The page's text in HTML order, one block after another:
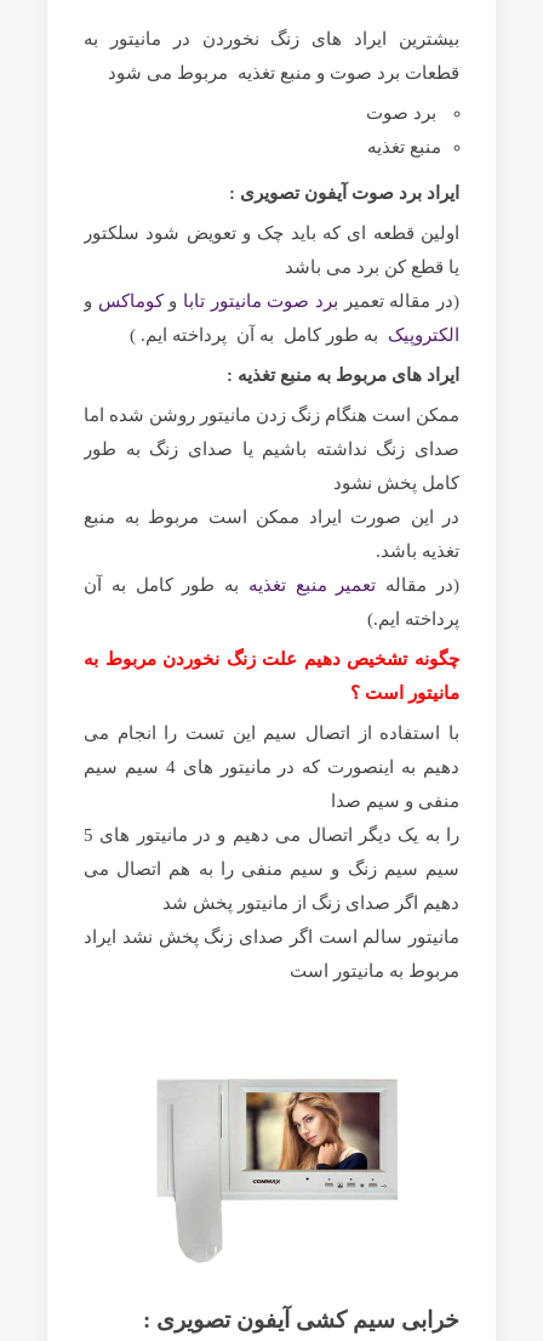
بیشترین ایراد های زنگ نخوردن در مانیتور به
قطعات برد صوت و منبع تغذیه مربوط می شود
برد صوت
منبع تغذیه
ایراد برد صوت آیفون تصویری :
اولین قطعه ای که باید چک و تعویض شود سلکتور
یا قطع کن برد می باشد
(در مقاله تعمیر برد صوت مانیتور تابا وکوماکس و
الکتروپیک به طور کامل به آن پرداخته ایم. )
ایراد های مربوط به منبع تغذیه :
ممکن است هنگام زنگ زدن مانیتور روشن شده اما
صدای زنگ نداشته باشیم یا صدای زنگ به طور
کامل پخش نشود
در این صورت ایراد ممکن است مربوط به منبع
تغذیه باشد.
(در مقاله تعمیر منبع تغذیه به طور کامل به آن
پرداخته ایم.)
چگونه تشخیص دهیم علت زنگ نخوردن مربوط به
مانیتور است ؟
با استفاده از اتصال سیم این تست را انجام می
دهیم به اینصورت که در مانیتور های 4 سیم سیم
منفی و سیم صدا
را به یک دیگر اتصال می دهیم و در مانیتور های 5
سیم سیم زنگ و سیم منفی را به هم اتصال می
دهیم اگر صدای زنگ از مانیتور پخش شد
مانیتور سالم است اگر صدای زنگ پخش نشد ایراد
مربوط به مانیتور است
خرابی سیم کشی آیفون تصویری :